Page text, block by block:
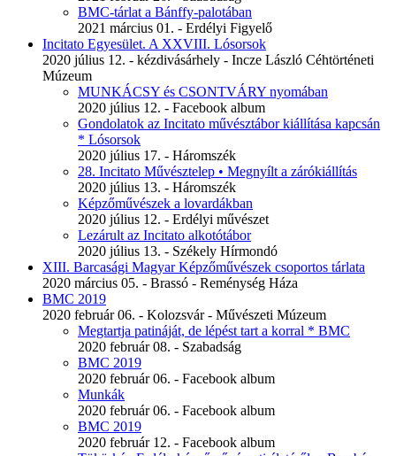
BMC-tárlat a Bánffy-palotában
2021 március 01. - Erdélyi Figyelő
Incitato Egyesület. A XXVIII. Lósorsok
2020 július 12. - kézdivásárhely - Incze László Céhtörténeti
Múzeum
MUNKÁCSY és CSONTVÁRY nyomában
2020 július 12. - Facebook album
Gondolatok az Incitato művésztábor kiállítása kapcsán
* Lósorsok
2020 július 17. - Háromszék
28. Incitato Művésztelep • Megnyílt a zárókiállítás
2020 július 13. - Háromszék
Képzőművészek a lovardákban
2020 július 12. - Erdélyi művészet
Lezárult az Incitato alkotótábor
2020 július 13. - Székely Hírmondó
XIII. Barcasági Magyar Képzőművészek csoportos tárlata
2020 március 05. - Brassó - Reménység Háza
BMC 2019
2020 február 06. - Kolozsvár - Művészeti Múzeum
Megtartja patináját, de lépést tart a korral * BMC
2020 február 08. - Szabadság
BMC 2019
2020 február 06. - Facebook album
Munkák
2020 február 06. - Facebook album
BMC 2019
2020 február 12. - Facebook album